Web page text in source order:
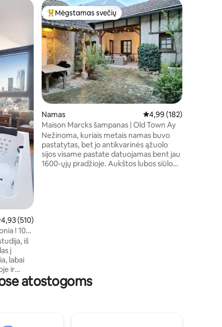
įvertinimas: 4,93 iš 5, atsiliepimų: 510
4,93 (510)
! 10
iš
į
labai
ir
nuo
Svečių mėgstamiausias
Mėgstamas svečių
Namas Vidutinis įvertinimas:
4,99 (182)
Maison Marcks šampanas | Old Town Ay
Nežinoma, kuriais metais namas buvo
pastatytas, bet jo antikvarinės ąžuolo
sijos visame pastate datuojamas bent jau
1600-ųjų pradžioje. Aukštos lubos siūlo
atostogoms